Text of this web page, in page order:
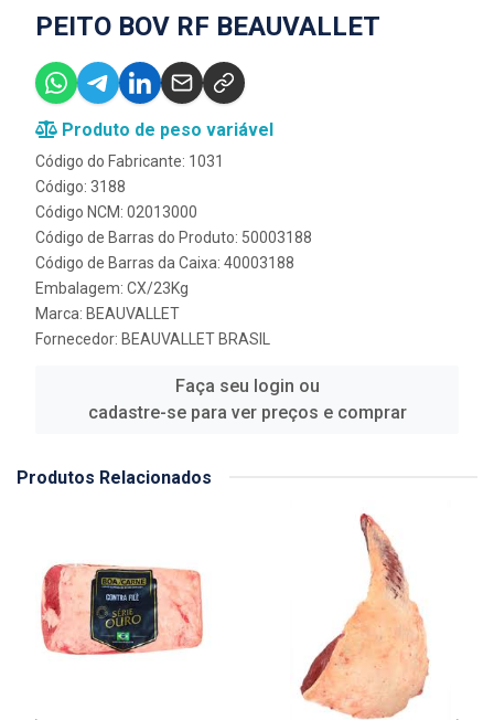
PEITO BOV RF BEAUVALLET
Produto de peso variável
Código do Fabricante: 1031
Código: 3188
Código NCM: 02013000
Código de Barras do Produto: 50003188
Código de Barras da Caixa: 40003188
Embalagem: CX/23Kg
Marca: BEAUVALLET
Fornecedor: BEAUVALLET BRASIL
Faça seu login ou
cadastre-se para ver preços e comprar
Produtos Relacionados